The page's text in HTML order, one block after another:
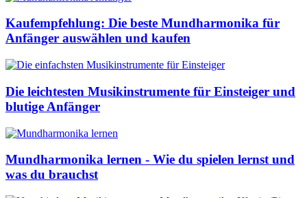
Kaufempfehlung: Die beste Mundharmonika für
Anfänger auswählen und kaufen
Die leichtesten Musikinstrumente für Einsteiger und
blutige Anfänger
Mundharmonika lernen - Wie du spielen lernst und
was du brauchst